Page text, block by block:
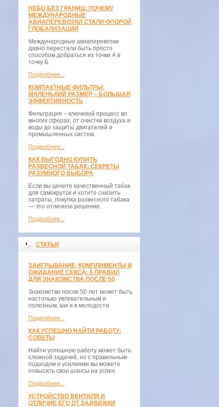
НЕБО БЕЗ ГРАНИЦ: ПОЧЕМУ
МЕЖДУНАРОДНЫЕ
АВИАПЕРЕВОЗКИ СТАЛИ ОПОРОЙ
ГЛОБАЛИЗАЦИИ
Международные авиаперевозки
давно перестали быть просто
способом добраться из точки А в
точку Б.
Подробнее...
КОМПАКТНЫЕ ФИЛЬТРЫ:
МАЛЕНЬКИЙ РАЗМЕР – БОЛЬШАЯ
ЭФФЕКТИВНОСТЬ
Фильтрация – ключевой процесс во
многих сферах, от очистки воздуха и
воды до защиты двигателей и
промышленных систем.
Подробнее...
КАК ВЫГОДНО КУПИТЬ
РАЗВЕСНОЙ ТАБАК: СЕКРЕТЫ
РАЗУМНОГО ВЫБОРА
Если вы цените качественный табак
для самокруток и хотите снизить
затраты, покупка развесного табака
— это отличное решение.
Подробнее...
СТАТЬИ
ЗАИГРЫВАНИЕ, КОМПЛИМЕНТЫ И
ОЖИДАНИЕ СЕКСА: 6 ПРАВИЛ
ДЛЯ ЗНАКОМСТВА ПОСЛЕ 50
Знакомство после 50 лет может быть
настолько увлекательным и
полезным, как и в молодости.
Подробнее...
КАК УСПЕШНО НАЙТИ РАБОТУ:
СОВЕТЫ
Найти успешную работу может быть
сложной задачей, но с правильным
подходом и усилиями вы можете
повысить свои шансы на успех.
Подробнее...
УСТРОЙСТВО ВЕНТИЛЯ И
ОТЛИЧИЕ ЕГО ОТ ЗАДВИЖКИ